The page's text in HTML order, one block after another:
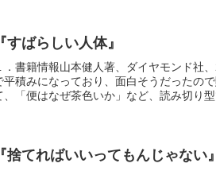
『すばらしい人体』
．書籍情報山本健人著、ダイヤモンド社
平積みになっており、面白そうだったの
、「便はなぜ茶色いか」など、読み切り
『捨てればいいってもんじゃない』